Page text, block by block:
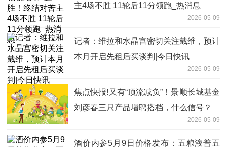
主4场不胜 11轮后11分领跑_热消息
2026-05-09
记者：维拉和水晶宫密切关注戴维，预计
本月开启先租后买谈判|今日快讯
2026-05-09
焦点快报!又有“顶流减负”！景顺长城基金
刘彦春三只产品增聘搭档，什么信号？
2026-05-09
酒价内参5月9日价格发布：五粮液普五